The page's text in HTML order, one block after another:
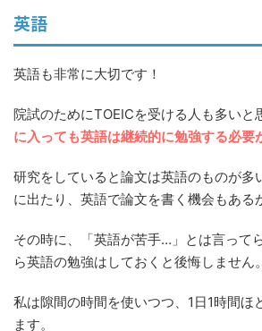
英語
英語も非常に大切です！
院試のためにTOEICを受ける人も多いと
に入っても英語は継続的に勉強する必要
研究をしていると論文は英語のものが多
に出たり、英語で論文を書く機会もある
その時に、「英語が苦手…」とは言って
ら英語の勉強はしておくと後悔しません。
私は隙間の時間を使いつつ、1日1時間ほ
ます。